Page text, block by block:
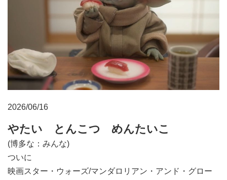
2026/06/16
やたい とんこつ めんたいこ
(博多な：みんな)
ついに
映画スター・ウォーズ/マンダロリアン・アンド・グロー